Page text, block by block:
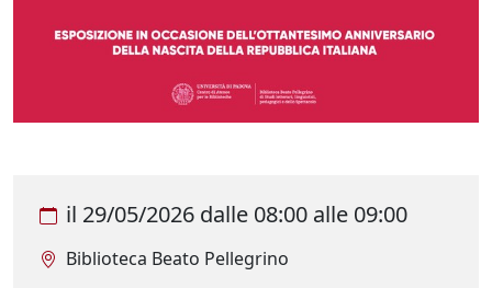
il 29/05/2026 dalle 08:00 alle 09:00
Biblioteca Beato Pellegrino